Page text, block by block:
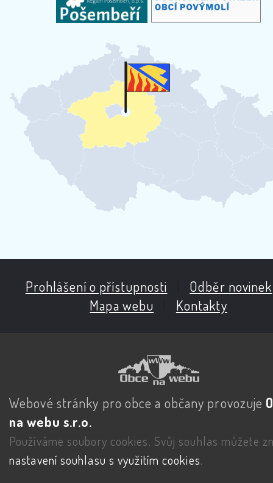
Prohlášení o přístupnosti Odběr novinek
Mapa webu
Kontakty
Webové stránky pro obce a občany provozuje
na webu s.r.o.
Používáme soubory cookies. Svůj souhlas můžete
nastavení souhlasu s využitím cookies.